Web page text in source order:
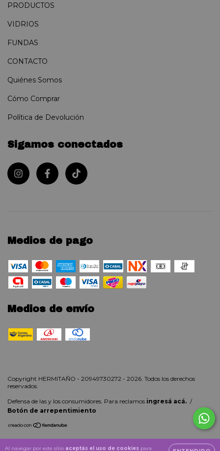
Al navegar por este sitio aceptás el uso de cookies para
PRODUCTOS
VIDRIOS
FUNDAS
CONTACTO
Quiénes Somos
Cómo Comprar
Política de Devolución
Sigamos conectados
Medios de pago
Medios de envío
Copyright HERMITAÑO - 20949730272 - 2026. Todos los derechos
reservados.
Defensa de las y los consumidores. Para reclamos ingresá acá. /
Botón de arrepentimiento